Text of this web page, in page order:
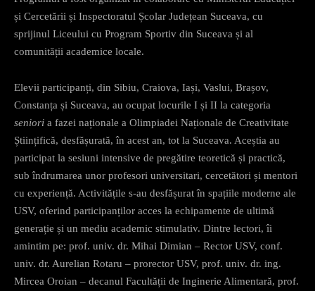
și Cercetării și Inspectoratul Școlar Județean Suceava, cu
sprijinul Liceului cu Program Sportiv din Suceava și al
comunității academice locale.
Elevii participanți, din Sibiu, Craiova, Iași, Vaslui, Brașov,
Constanța și Suceava, au ocupat locurile I și II la categoria
seniori a fazei naționale a Olimpiadei Naționale de Creativitate
Științifică, desfășurată, în acest an, tot la Suceava. Aceștia au
participat la sesiuni intensive de pregătire teoretică și practică,
sub îndrumarea unor profesori universitari, cercetători și mentori
cu experiență. Activitățile s-au desfășurat în spațiile moderne ale
USV, oferind participanților acces la echipamente de ultimă
generație și un mediu academic stimulativ. Dintre lectori, îi
amintim pe: prof. univ. dr. Mihai Dimian – Rector USV, conf.
univ. dr. Aurelian Rotaru – prorector USV, prof. univ. dr. ing.
Mircea Oroian – decanul Facultății de Inginerie Alimentară, prof.